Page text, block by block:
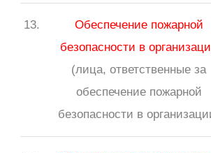
13.
Обеспечение пожарной
безопасности в
(лица, ответственные за
обеспечение пожарной
безопасности в